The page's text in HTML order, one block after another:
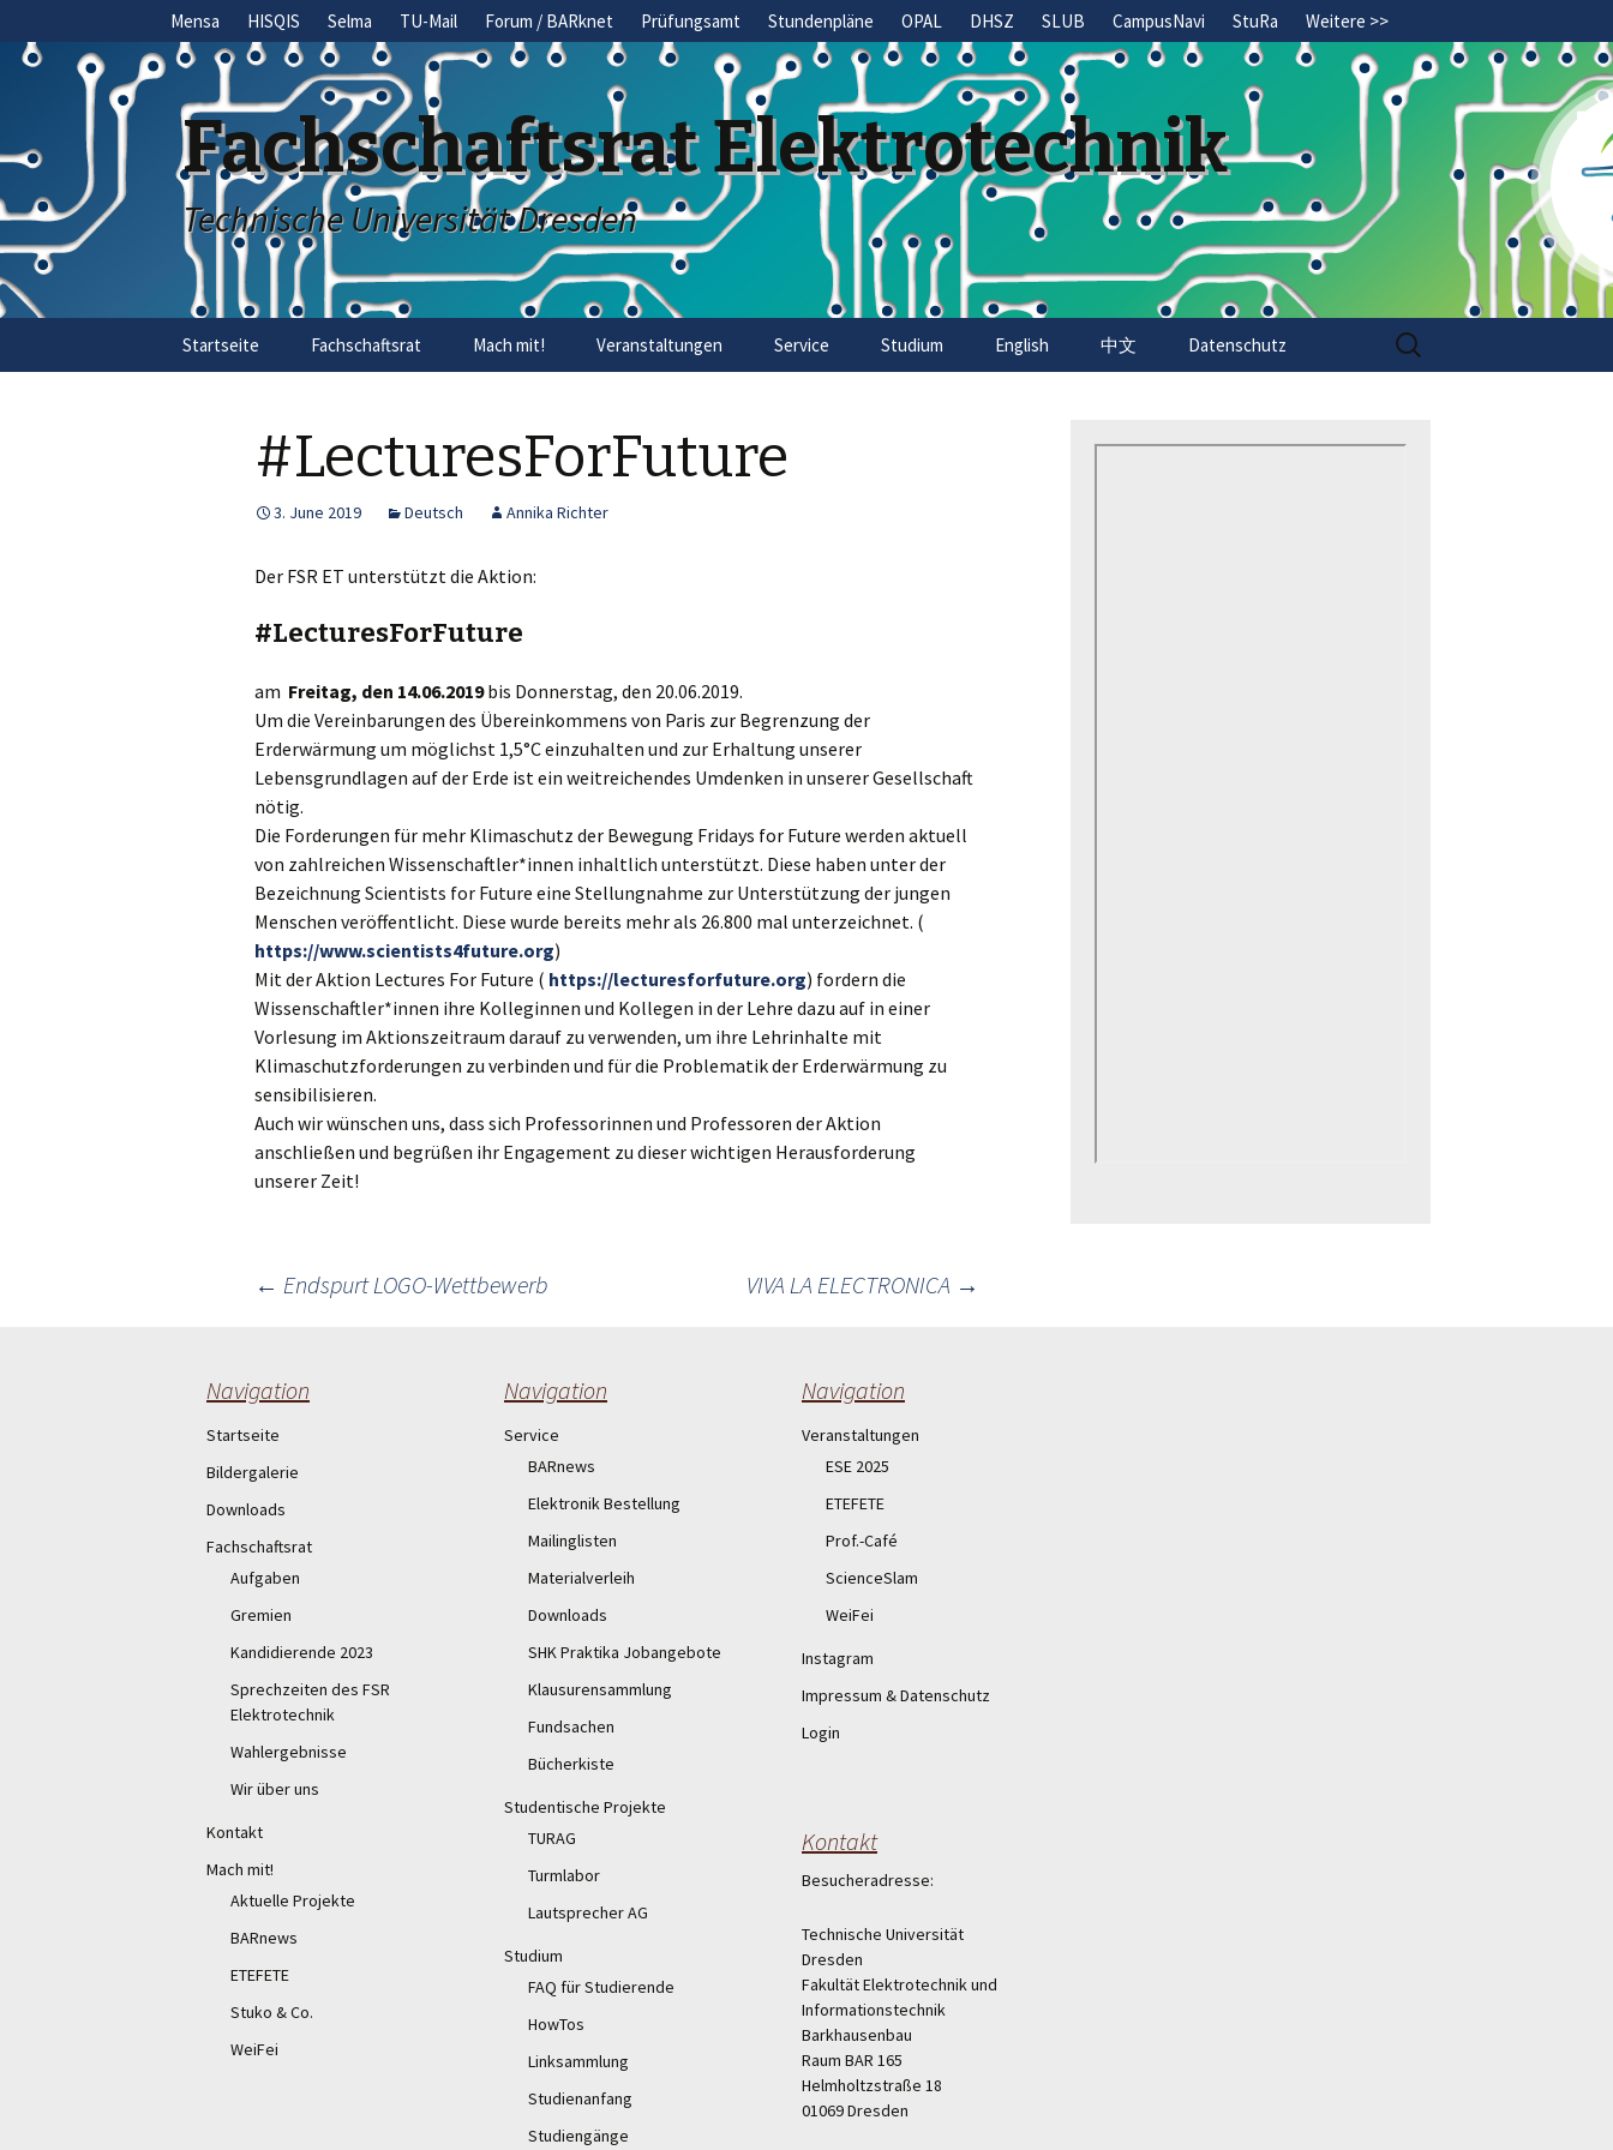
Mensa HISQIS Selma TU-Mail Forum / BARknet Prüfungsamt Stundenpläne OPAL DHSZ SLUB CampusNavi StuRa Weitere >>
Fachschaftsrat Elektrotechnik
Technische Universität Dresden
Startseite Fachschaftsrat Mach mit! Veranstaltungen Service Studium English 中文 Datenschutz
Search
for:
#LecturesForFuture
3. June 2019 Deutsch Annika Richter
Der FSR ET unterstützt die Aktion:
#LecturesForFuture
am Freitag, den 14.06.2019bis Donnerstag, den 20.06.2019.
Um die Vereinbarungen des Übereinkommens von Paris zur Begrenzung der
Erderwärmung um möglichst 1,5°C einzuhalten und zur Erhaltung unserer
Lebensgrundlagen auf der Erde ist ein weitreichendes Umdenken in unserer Gesellschaft
nötig.
Die Forderungen für mehr Klimaschutz der Bewegung Fridays for Future werden aktuell
von zahlreichen Wissenschaftler*innen inhaltlich unterstützt. Diese haben unter der
Bezeichnung Scientists for Future eine Stellungnahme zur Unterstützung der jungen
Menschen veröffentlicht. Diese wurde bereits mehr als 26.800 mal unterzeichnet. (
https://www.scientists4future.org)
Mit der Aktion Lectures For Future ( https://lecturesforfuture.org) fordern die
Wissenschaftler*innen ihre Kolleginnen und Kollegen in der Lehre dazu auf in einer
Vorlesung im Aktionszeitraum darauf zu verwenden, um ihre Lehrinhalte mit
Klimaschutzforderungen zu verbinden und für die Problematik der Erderwärmung zu
sensibilisieren.
Auch wir wünschen uns, dass sich Professorinnen und Professoren der Aktion
anschließen und begrüßen ihr Engagement zu dieser wichtigen Herausforderung
unserer Zeit!
navigation
← Endspurt LOGO-Wettbewerb VIVA LA ELECTRONICA →
Navigation
Startseite
Bildergalerie
Downloads
Fachschaftsrat
Aufgaben
Gremien
Kandidierende 2023
Sprechzeiten des FSR
Elektrotechnik
Wahlergebnisse
Wir über uns
Kontakt
Mach mit!
Aktuelle Projekte
BARnews
ETEFETE
Stuko & Co.
WeiFei
Navigation
Service
BARnews
Elektronik Bestellung
Mailinglisten
Materialverleih
Downloads
SHK Praktika Jobangebote
Klausurensammlung
Fundsachen
Bücherkiste
Studentische Projekte
TURAG
Turmlabor
Lautsprecher AG
Studium
FAQ für Studierende
HowTos
Linksammlung
Studienanfang
Studiengänge
Navigation
Veranstaltungen
ESE 2025
ETEFETE
Prof.-Café
ScienceSlam
WeiFei
Instagram
Impressum & Datenschutz
Login
Kontakt
Besucheradresse:
Technische Universität
Dresden
Fakultät Elektrotechnik und
Informationstechnik
Barkhausenbau
Raum BAR 165
Helmholtzstraße 18
01069 Dresden